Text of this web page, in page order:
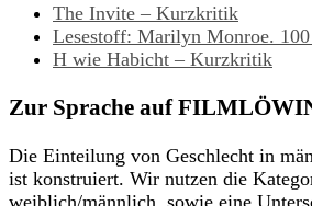
The Invite – Kurzkritik
Lesestoff: Marilyn Monroe. 100
H wie Habicht – Kurzkritik
Zur Sprache auf
Die Einteilung von Geschlecht in
ist konstruiert. Wir nutzen die